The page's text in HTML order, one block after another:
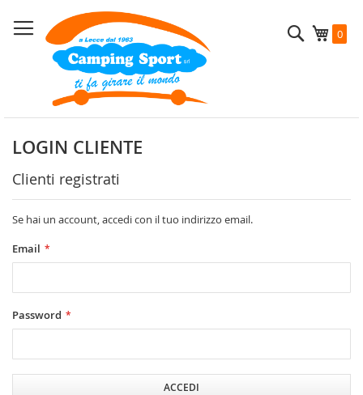
al
contenuto
0
Cerca
LOGIN CLIENTE
Clienti registrati
Se hai un account, accedi con il tuo indirizzo email.
Email
Password
ACCEDI